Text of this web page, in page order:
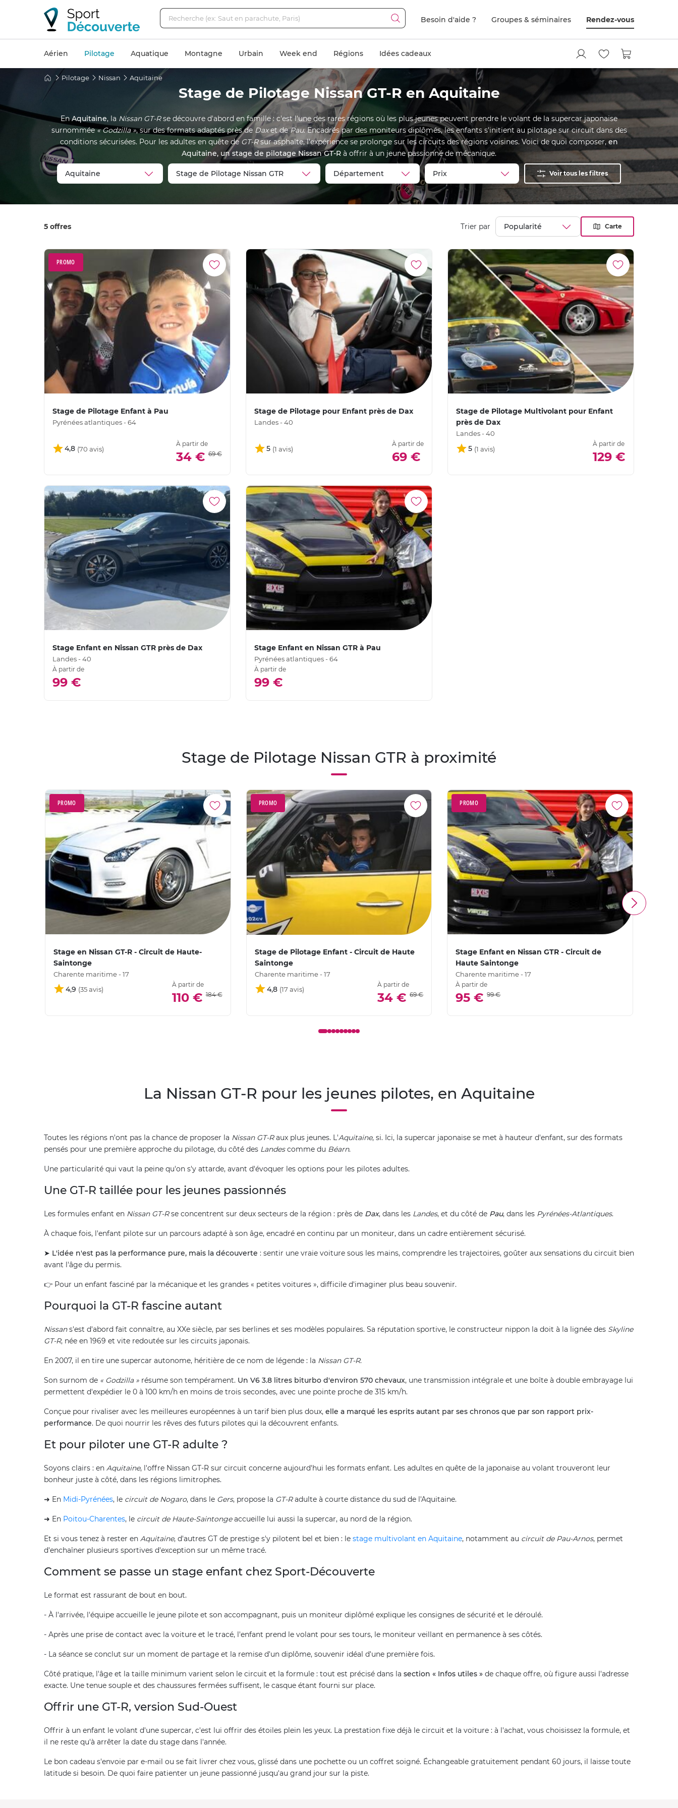
Besoin d'aide ? Groupes & séminaires Rendez-vous
Aérien Pilotage Aquatique Montagne Urbain Week end Régions Idées cadeaux
Pilotage Nissan Aquitaine
Stage de Pilotage Nissan GT-R en Aquitaine
EnAquitaine, la Nissan GT-Rse découvre d'abord en famille : c'est l'une des rares régions où les plus jeunes peuvent prendre le volant de la supercar japonaise
surnommée« Godzilla », sur des formats adaptés près de Daxet dePau. Encadrés par des moniteurs diplômés, les enfants s'initient au pilotage sur circuit dans des
conditions sécurisées. Pour les adultes en quête deGT-Rsur asphalte, l'expérience se prolonge sur les circuits des régions voisines. Voici de quoi composer,en
Aquitaine, un stage de pilotage Nissan GT-R à offrir à un jeune passionné de mécanique.
Voir tous les filtres
5 offres Trier par Carte
PROMO
Stage de Pilotage Enfant à Pau
Pyrénées atlantiques - 64
4,8
À partir de
34 € 69 €
Stage de Pilotage pour Enfant près de Dax
Landes - 40
5
À partir de
69 €
Stage de Pilotage Multivolant pour Enfant
près de Dax
Landes - 40
5
À partir de
129 €
Stage Enfant en Nissan GTR près de Dax
Landes - 40
À partir de
99 €
Stage Enfant en Nissan GTR à Pau
Pyrénées atlantiques - 64
À partir de
99 €
Stage de Pilotage Nissan GTR à proximité
PROMO
Stage en Nissan GT-R - Circuit de Haute-
Saintonge
Charente maritime - 17
4,9
À partir de
110 € 184 €
PROMO
Stage de Pilotage Enfant - Circuit de Haute
Saintonge
Charente maritime - 17
4,8
À partir de
34 € 69 €
PROMO
Stage Enfant en Nissan GTR - Circuit de
Haute Saintonge
Charente maritime - 17
À partir de
95 € 99 €
La Nissan GT-R pour les jeunes pilotes, en Aquitaine
Toutes les régions n'ont pas la chance de proposer la Nissan GT-Raux plus jeunes. L'Aquitaine, si. Ici, la supercar japonaise se met à hauteur d'enfant, sur des formats
pensés pour une première approche du pilotage, du côté des Landescomme du Béarn.
Une particularité qui vaut la peine qu'on s'y attarde, avant d'évoquer les options pour les pilotes adultes.
Une GT-R taillée pour les jeunes passionnés
Les formules enfant en Nissan GT-Rse concentrent sur deux secteurs de la région : près de Dax, dans les Landes, et du côté de Pau, dans les Pyrénées-Atlantiques.
À chaque fois, l'enfant pilote sur un parcours adapté à son âge, encadré en continu par un moniteur, dans un cadre entièrement sécurisé.
➤ L'idée n'est pas la performance pure, mais la découverte : sentir une vraie voiture sous les mains, comprendre les trajectoires, goûter aux sensations du circuit bien
avant l'âge du permis.
👉 Pour un enfant fasciné par la mécanique et les grandes « petites voitures », difficile d'imaginer plus beau souvenir.
Pourquoi la GT-R fascine autant
Nissans'est d'abord fait connaître, au XXe siècle, par ses berlines et ses modèles populaires. Sa réputation sportive, le constructeur nippon la doit à la lignée des Skyline
GT-R, née en 1969 et vite redoutée sur les circuits japonais.
En 2007, il en tire une supercar autonome, héritière de ce nom de légende : la Nissan GT-R.
Son surnom de « Godzilla » résume son tempérament. Un V6 3.8 litres biturbo d'environ 570 chevaux, une transmission intégrale et une boîte à double embrayage lui
permettent d'expédier le 0 à 100 km/h en moins de trois secondes, avec une pointe proche de 315 km/h.
Conçue pour rivaliser avec les meilleures européennes à un tarif bien plus doux, elle a marqué les esprits autant par ses chronos que par son rapport prix-
performance. De quoi nourrir les rêves des futurs pilotes qui la découvrent enfants.
Et pour piloter une GT-R adulte ?
Soyons clairs : en Aquitaine, l'offre Nissan GT-R sur circuit concerne aujourd'hui les formats enfant. Les adultes en quête de la japonaise au volant trouveront leur
bonheur juste à côté, dans les régions limitrophes.
➜ En Midi-Pyrénées, le circuit de Nogaro, dans le Gers, propose la GT-Radulte à courte distance du sud de l'Aquitaine.
➜ En Poitou-Charentes, le circuit de Haute-Saintongeaccueille lui aussi la supercar, au nord de la région.
Et si vous tenez à rester en Aquitaine, d'autres GT de prestige s'y pilotent bel et bien : le stage multivolant en Aquitaine, notamment au circuit de Pau-Arnos, permet
d'enchaîner plusieurs sportives d'exception sur un même tracé.
Comment se passe un stage enfant chez Sport-Découverte
Le format est rassurant de bout en bout.
- À l'arrivée, l'équipe accueille le jeune pilote et son accompagnant, puis un moniteur diplômé explique les consignes de sécurité et le déroulé.
- Après une prise de contact avec la voiture et le tracé, l'enfant prend le volant pour ses tours, le moniteur veillant en permanence à ses côtés.
- La séance se conclut sur un moment de partage et la remise d'un diplôme, souvenir idéal d'une première fois.
Côté pratique, l'âge et la taille minimum varient selon le circuit et la formule : tout est précisé dans la section « Infos utiles » de chaque offre, où figure aussi l'adresse
exacte. Une tenue souple et des chaussures fermées suffisent, le casque étant fourni sur place.
Offrir une GT-R, version Sud-Ouest
Offrir à un enfant le volant d'une supercar, c'est lui offrir des étoiles plein les yeux. La prestation fixe déjà le circuit et la voiture : à l'achat, vous choisissez la formule, et
il ne reste qu'à arrêter la date du stage dans l'année.
Le bon cadeau s'envoie par e-mail ou se fait livrer chez vous, glissé dans une pochette ou un coffret soigné. Échangeable gratuitement pendant 60 jours, il laisse toute
latitude si besoin. De quoi faire patienter un jeune passionné jusqu'au grand jour sur la piste.